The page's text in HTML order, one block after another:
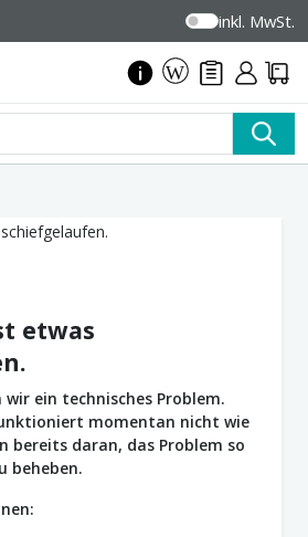
inkl. MwSt.
etwas
ein technisches Problem.
momentan nicht wie
bereits daran, das Problem so
beheben.